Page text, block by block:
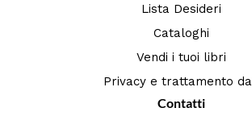
Lista Desideri
Cataloghi
Vendi i tuoi libri
Privacy e trattamento
Contatti